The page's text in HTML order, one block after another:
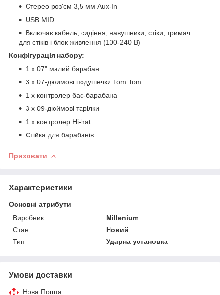
Стерео роз'єм 3,5 мм Aux-In
USB MIDI
Включає кабель, сидіння, навушники, стіки, тримач
для стіків і блок живлення (100-240 В)
Конфігурація набору:
1 x 07" малий барабан
3 x 07-дюймові подушечки Tom Tom
1 x контролер бас-барабана
3 x 09-дюймові тарілки
1 x контролер Hi-hat
Стійка для барабанів
Приховати
Характеристики
Основні атрибути
Виробник
Millenium
Стан
Новий
Тип
Ударна установка
Умови доставки
Нова Пошта